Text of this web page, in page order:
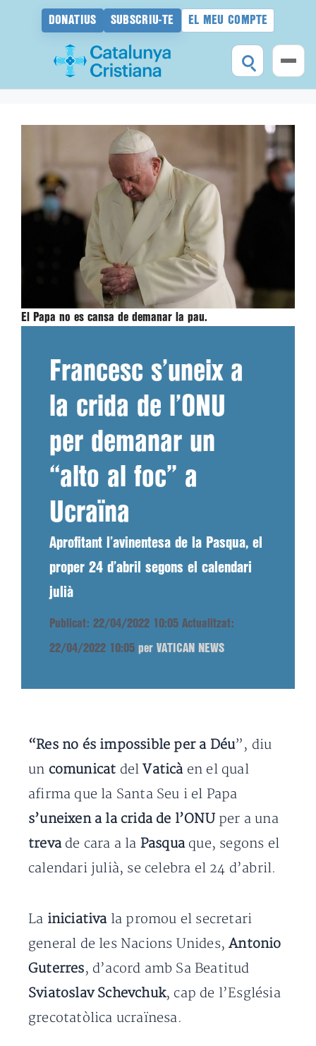
DONATIUS SUBSCRIU-TE EL MEU COMPTE
El Papa no es cansa de demanar la pau.
Francesc s’uneix a
la crida de l’ONU
per demanar un
“alto al foc” a
Ucraïna
Aprofitant l’avinentesa de la Pasqua, el
proper 24 d’abril segons el calendari
julià
Publicat: 22/04/2022 10:05 Actualitzat:
22/04/2022 10:05 per VATICAN NEWS
“Res no és impossible per a Déu”, diu
un comunicat delVaticà en el qual
afirma que la Santa Seu i el Papa
s’uneixen a la crida de l’ONUper a una
treva de cara a la Pasqua que, segons el
calendari julià, se celebra el 24 d’abril.
La iniciativa la promou el secretari
general de les Nacions Unides,Antonio
Guterres, d’acord amb Sa Beatitud
Sviatoslav Schevchuk, cap de l’Església
grecotatòlica ucraïnesa.